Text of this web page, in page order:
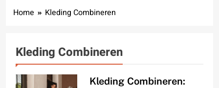
Home Kleding Combineren
Kleding Combineren
Kleding Combineren: